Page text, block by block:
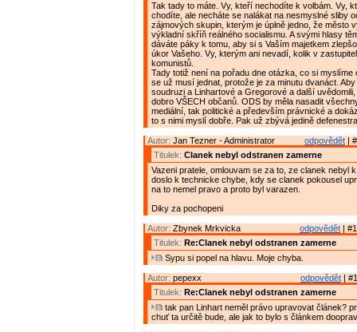
Tak tady to máte. Vy, kteří nechodíte k volbám. Vy,
chodíte, ale necháte se nalákat na nesmyslné sliby
zájmových skupin, kterým je úplně jedno, že město
výkladní skříň reálného socialismu. A svými hlasy
dáváte páky k tomu, aby si s Vaším majetkem
úkor Vašeho. Vy, kterým ani nevadí, kolik v
komunistů.
Tady totiž není na pořadu dne otázka, co si myslíme
se už musí jednat, protože je za minutu dvanáct.
soudruzi a Linhartové a Gregorové a další
dobro VŠECH občanů. ODS by měla nasadit
mediální, tak politické a především právnické a
to s nimi myslí dobře. Pak už zbývá jedině
odpovědět |
Autor: Jan Tezner - Administrator
Titulek: Clanek nebyl odstranen zamerne
Vazeni pratele, omlouvam se za to, ze clanek nebyl
doslo k technicke chybe, kdy se clanek pokousel
na to nemel pravo a proto byl varazen.
Diky za pochopeni
odpovědět |
Autor: Zbynek Mrkvicka
Titulek: Re:Clanek nebyl odstranen zamerne
Sypu si popel na hlavu. Moje chyba.
odpovědět |
Autor: pepexx
Titulek: Re:Clanek nebyl odstranen zamerne
tak pan Linhart neměl právo upravovat článek?
chuť ta určitě bude, ale jak to bylo s článkem